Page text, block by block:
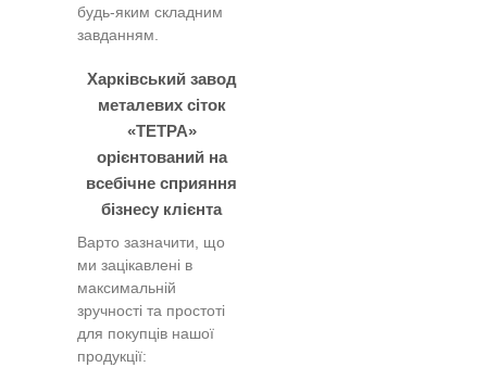
будь-яким складним
завданням.
Харківський завод
металевих сіток
«ТЕТРА»
орієнтований на
всебічне сприяння
бізнесу клієнта
Варто зазначити, що
ми зацікавлені в
максимальній
зручності та простоті
для покупців нашої
продукції: